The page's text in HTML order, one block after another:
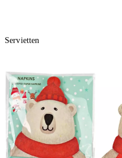
Servietten